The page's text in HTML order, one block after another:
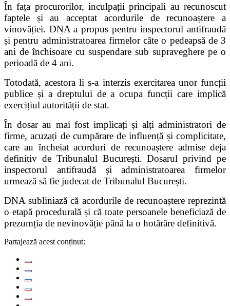
În fața procurorilor, inculpații principali au recunoscut
faptele și au acceptat acordurile de recunoaștere a
vinovăției. DNA a propus pentru inspectorul antifraudă
și pentru administratoarea firmelor câte o pedeapsă de 3
ani de închisoare cu suspendare sub supraveghere pe o
perioadă de 4 ani.
Totodată, acestora li s-a interzis exercitarea unor funcții
publice și a dreptului de a ocupa funcții care implică
exercițiul autorității de stat.
În dosar au mai fost implicați și alți administratori de
firme, acuzați de cumpărare de influență și complicitate,
care au încheiat acorduri de recunoaștere admise deja
definitiv de Tribunalul București. Dosarul privind pe
inspectorul antifraudă și administratoarea firmelor
urmează să fie judecat de Tribunalul București.
DNA subliniază că acordurile de recunoaștere reprezintă
o etapă procedurală și că toate persoanele beneficiază de
prezumția de nevinovăție până la o hotărâre definitivă.
Partajează acest conținut: